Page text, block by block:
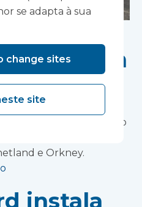
fluxo
em
infraestrutura médica
cirúrgica móvel no
e Orkney.
instala
se adapta à sua
change sites
site